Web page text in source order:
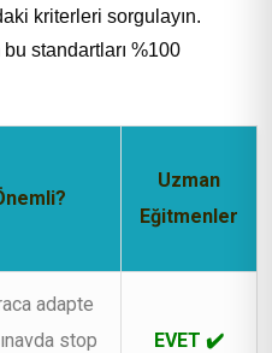
kriterleri sorgulayın.
standartları %100
Uzman
Eğitmenler
adapte
stop
EVET ✔️